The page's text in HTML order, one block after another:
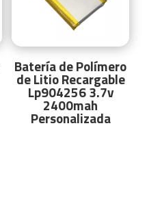
Batería de Polímero
de Litio Recargable
Lp904256 3.7v
2400mah
Personalizada